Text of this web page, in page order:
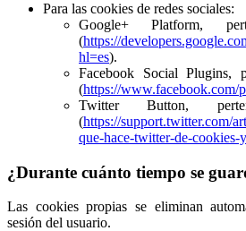
Para las cookies de redes sociales:
Google+ Platform,
(https://
hl=es).
Facebook Social Plugins,
(https://www.facebook.com/
Twitter Button,
(https://support.twitter.com/
que-hace-twitter-de-cookies-
¿Durante cuánto tiempo se
Las cookies propias se eliminan
sesión del usuario.